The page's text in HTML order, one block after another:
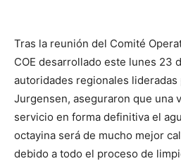
Tras la reunión del Comité
COE desarrollado este lunes 23
autoridades regionales
Jurgensen, aseguraron que una
servicio en forma definitiva el
octayina será de mucho mejor
debido a todo el proceso de